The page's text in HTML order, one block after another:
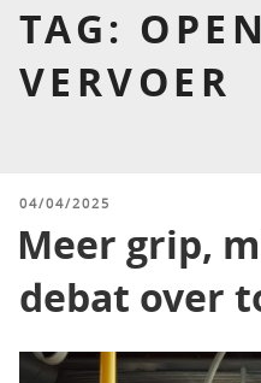
TAG:
VERVOER
GEPLAATST
04/04/2025
Meer grip,
debat over